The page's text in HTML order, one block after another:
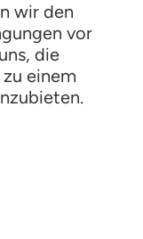
wir den
vor
die
einem